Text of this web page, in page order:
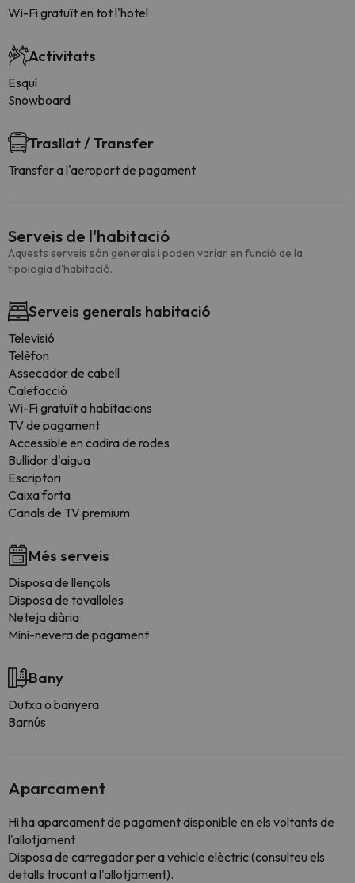
Wi-Fi gratuït en tot l'hotel
Activitats
Esquí
Snowboard
Trasllat / Transfer
Transfer a l'aeroport de pagament
Serveis de l'habitació
Aquests serveis són generals i poden variar en funció de la
tipologia d'habitació.
Serveis generals habitació
Televisió
Telèfon
Assecador de cabell
Calefacció
Wi-Fi gratuït a habitacions
TV de pagament
Accessible en cadira de rodes
Bullidor d'aigua
Escriptori
Caixa forta
Canals de TV premium
Més serveis
Disposa de llençols
Disposa de tovalloles
Neteja diària
Mini-nevera de pagament
Bany
Dutxa o banyera
Barnús
Aparcament
Hi ha aparcament de pagament disponible en els voltants de
l'allotjament
Disposa de carregador per a vehicle elèctric (consulteu els
detalls trucant a l'allotjament).